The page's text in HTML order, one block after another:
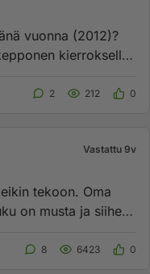
vuonna (2012)?
kierrokselle?
2 212 0
Vastattu 9v
tekoon. Oma
on musta ja siihen
8 6423 0